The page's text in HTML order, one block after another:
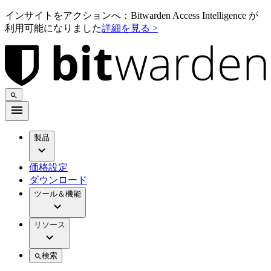
インサイトをアクションへ：Bitwarden Access Intelligence が
利用可能になりました詳細を見る >
製品
価格設定
ダウンロード
ツール＆機能
リソース
検索